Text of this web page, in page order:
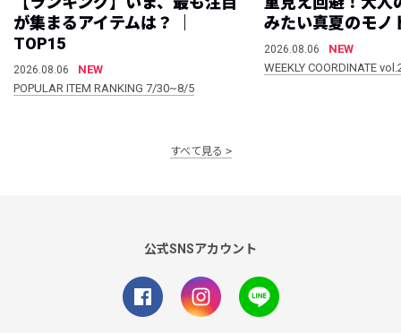
が集まるアイテムは？ ｜
TOP15
2026.08.06
NEW
POPULAR ITEM RANKING 7/30~8/5
みたい真夏のモノ
2026.08.06
NEW
WEEKLY COORDINATE
すべて見る
公式SNSアカウント